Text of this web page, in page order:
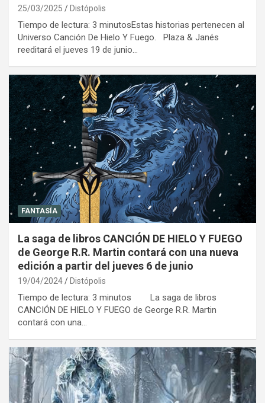
25/03/2025 Distópolis
Tiempo de lectura: 3 minutosEstas historias pertenecen al
Universo Canción De Hielo Y Fuego. Plaza & Janés
reeditará el jueves 19 de junio…
FANTASÍA
La saga de libros CANCIÓN DE HIELO Y FUEGO
de George R.R. Martin contará con una nueva
edición a partir del jueves 6 de junio
19/04/2024 Distópolis
Tiempo de lectura: 3 minutos La saga de libros
CANCIÓN DE HIELO Y FUEGO de George R.R. Martin
contará con una…